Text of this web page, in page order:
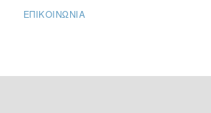
ΕΠΙΚΟΙΝΩΝΊΑ